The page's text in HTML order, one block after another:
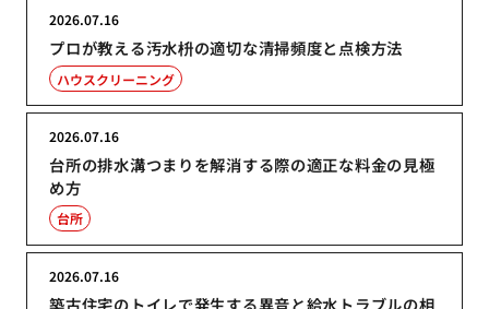
プロが教える汚水枡の適切な清掃頻度と点検方法
2026.07.16
ハウスクリーニング
台所の排水溝つまりを解消する際の適正な料金の見極
め方
2026.07.16
台所
築古住宅のトイレで発生する異音と給水トラブルの相
2026.07.16